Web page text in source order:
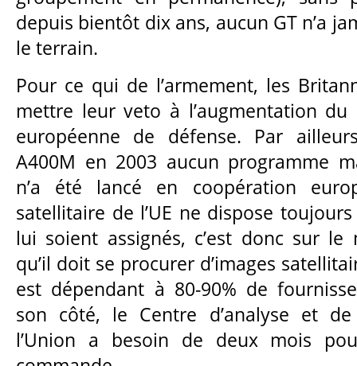
depuis bientôt dix ans, aucun GT n’a
le terrain.
Pour ce qui de l’armement, les
mettre leur veto à l’augmentation du
européenne de défense. Par
A400M en 2003 aucun programme
n’a été lancé en coopération
satellitaire de l’UE ne dispose
lui soient assignés, c’est donc sur le
qu’il doit se procurer d’images
est dépendant à 80-90% de
son côté, le Centre d’analyse et
l’Union a besoin de deux mois